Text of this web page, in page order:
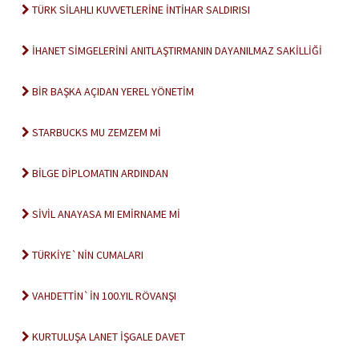
TÜRK SİLAHLI KUVVETLERİNE İNTİHAR SALDIRISI
İHANET SİMGELERİNİ ANITLAŞTIRMANIN DAYANILMAZ SAKİLLİĞİ
BİR BAŞKA AÇIDAN YEREL YÖNETİM
STARBUCKS MU ZEMZEM Mİ
BİLGE DİPLOMATIN ARDINDAN
SİVİL ANAYASA MI EMİRNAME Mİ
TÜRKİYE`NİN CUMALARI
VAHDETTİN`İN 100.YIL RÖVANŞI
KURTULUŞA LANET İŞGALE DAVET